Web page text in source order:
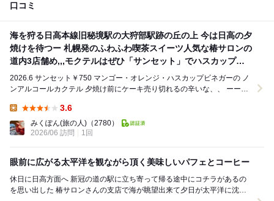
口コミ
海を狩る日高本線旧秘境駅の大狩部駅跡の丘の上 今は日高の夕
焼けを待つー 札幌発のふわふわ喫茶スイーツ人気な椿サロンの
道内3店舗め,,,モクテルはぜひ「サンセット」でハスカップと
トロピカルフルーツこらぼ
2026.6 サンセット￥750 マンゴー・オレンジ・ハスカップビネガーの ノ
ンアルコールカクテル 夕焼け前にケーキ売り切れるの辛いな、、 ーーー
3.6
みくぽん(旅の人) （2780）
2026/06 訪問
1回
眼前に広がる太平洋を観ながら頂く美味しいパフェとコーヒー
休日に日高方面へ 新冠の道の駅に立ち寄って帰る途中にコチラがあるの
を思い出した 椿サロンさんの支店で海が眺望出来て夕日が太平洋に沈む